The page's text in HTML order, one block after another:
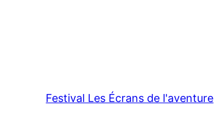
Festival Les Écrans de l'aventure